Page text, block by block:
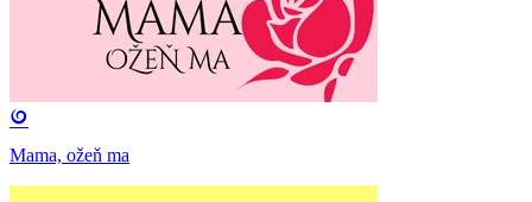
Mama, ožeň ma